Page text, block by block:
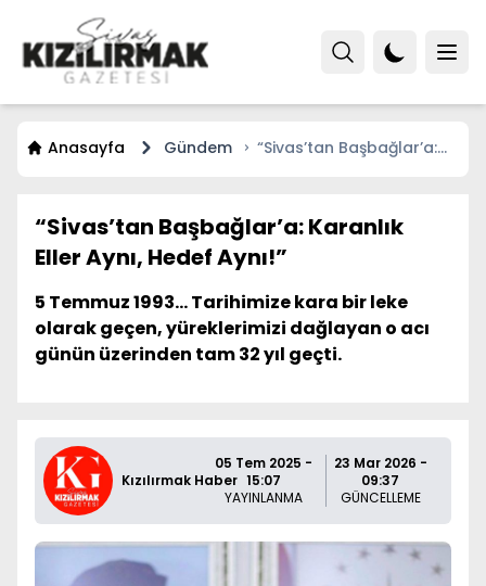
Anasayfa Gündem
“Sivas’tan Başbağlar’a:
“Sivas’tan Başbağlar’a: Karanlık
Eller Aynı, Hedef Aynı!”
5 Temmuz 1993… Tarihimize kara bir leke
olarak geçen, yüreklerimizi dağlayan o acı
günün üzerinden tam 32 yıl geçti.
Kızılırmak Haber
05 Tem 2025 -
15:07
YAYINLANMA
23 Mar 2026 -
09:37
GÜNCELLEME